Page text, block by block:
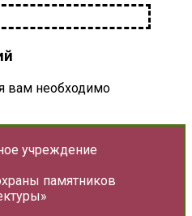
вам необходимо
учреждение
памятников